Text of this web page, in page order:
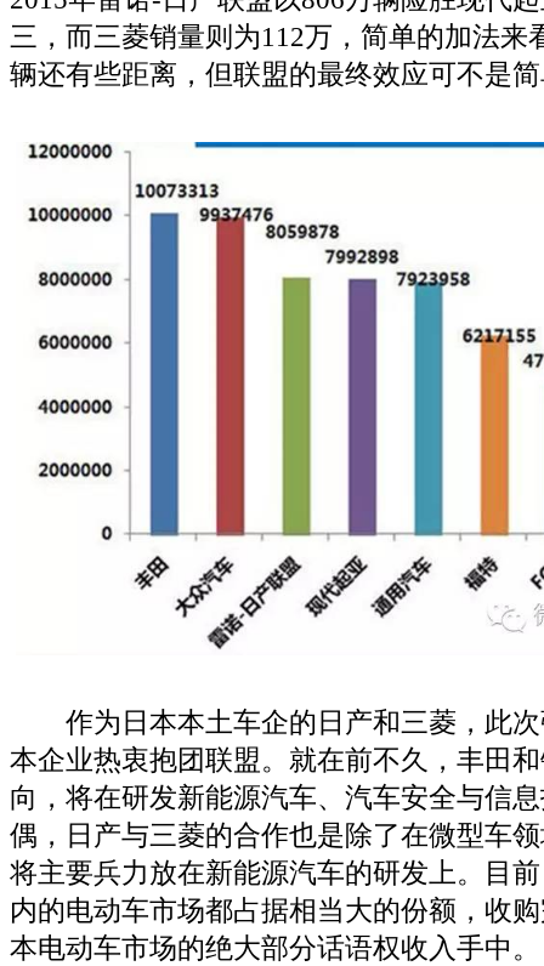
三，而三菱销量则为112万，简单的加法来
辆还有些距离，但联盟的最终效应可不是
作为日本本土车企的日产和三菱，此次
本企业热衷抱团联盟。就在前不久，丰田
向，将在研发新能源汽车、汽车安全与信
偶，日产与三菱的合作也是除了在微型车
将主要兵力放在新能源汽车的研发上。目
内的电动车市场都占据相当大的份额，收
本电动车市场的绝大部分话语权收入手中。